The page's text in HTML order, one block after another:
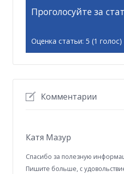
Проголосуйте за
Оценка статьи: 5 (1 голос)
Комментарии
Катя Мазур
Спасибо за полезную
Пишите больше, с